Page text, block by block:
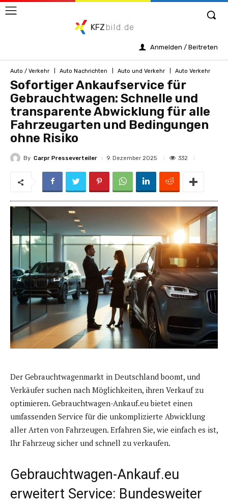
KFZ bild.de
Anmelden / Beitreten
Auto / Verkehr Auto Nachrichten Auto und Verkehr Auto Verkehr
Sofortiger Ankaufservice für
Gebrauchtwagen: Schnelle und
transparente Abwicklung für alle
Fahrzeugarten und Bedingungen
ohne Risiko
By Carpr Presseverteiler 9. Dezember 2025 332
Der Gebrauchtwagenmarkt in Deutschland boomt, und
Verkäufer suchen nach Möglichkeiten, ihren Verkauf zu
optimieren. Gebrauchtwagen-Ankauf.eu bietet einen
umfassenden Service für die unkomplizierte Abwicklung
aller Arten von Fahrzeugen. Erfahren Sie, wie einfach es ist,
Ihr Fahrzeug sicher und schnell zu verkaufen.
Gebrauchtwagen-Ankauf.eu
erweitert Service: Bundesweiter